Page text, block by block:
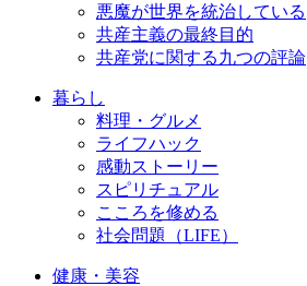
悪魔が世界を統治している
共産主義の最終目的
共産党に関する九つの評論
暮らし
料理・グルメ
ライフハック
感動ストーリー
スピリチュアル
こころを修める
社会問題（LIFE）
健康・美容